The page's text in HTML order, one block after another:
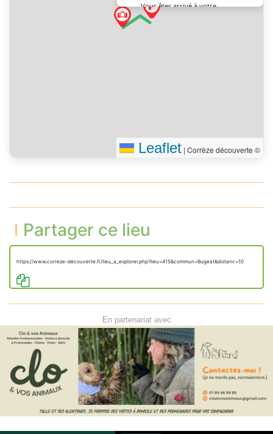
Vous êtes arrivé à votre
destination
Leaflet | Corrèze découverte ©
Partager ce lieu
https://www.correze-decouverte.fr/lieu_a_explorer.php?lieu=415&commun=Bugeat&distanc=10
En partenariat avec